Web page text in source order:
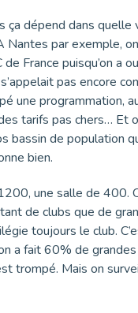
ça dépend dans
Nantes par exemple,
France puisqu’on a
pas encore
une programmation,
tarifs pas chers… Et
bassin de population
bien.
une salle de 400.
de clubs que de
toujours le club.
a fait 60% de
trompé. Mais on